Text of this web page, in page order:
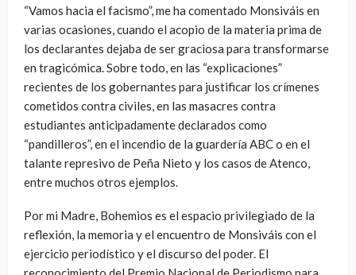
“Vamos hacia el facismo”, me ha comentado Monsiváis en
varias ocasiones, cuando el acopio de la materia prima de
los declarantes dejaba de ser graciosa para transformarse
en tragicómica. Sobre todo, en las “explicaciones”
recientes de los gobernantes para justificar los crímenes
cometidos contra civiles, en las masacres contra
estudiantes anticipadamente declarados como
“pandilleros”, en el incendio de la guardería ABC o en el
talante represivo de Peña Nieto y los casos de Atenco,
entre muchos otros ejemplos.
Por mi Madre, Bohemios es el espacio privilegiado de la
reflexión, la memoria y el encuentro de Monsiváis con el
ejercicio periodístico y el discurso del poder. El